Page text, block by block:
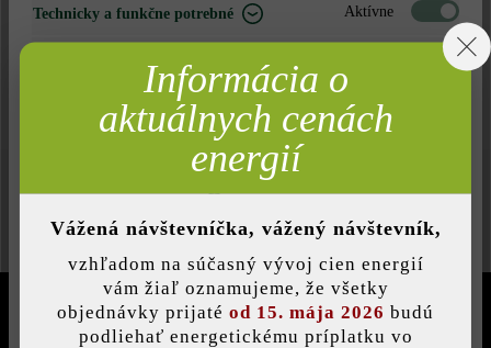
do zoznamu želaní.
*Uvedené ceny sú nezáväzné odporúčané predajné ceny s DPH,
Slovensku platia do 30. novembra 2026.
PRE VÁŠ STAVEBNÝ PROJEKT
Technicky a funkčne potrebné Aktívne
Neaktívne
Komfort (funkčnosť stránky)
Uložiť individuálne nastavenie
Informácia o
aktuálnych cenách
energií
Vážená návštevníčka, vážený návštevník,
vzhľadom na súčasný vývoj cien energií
vám žiaľ oznamujeme, že všetky
objednávky prijaté od 15. mája 2026 budú
podliehať energetickému príplatku vo